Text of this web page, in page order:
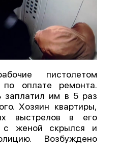
публикацию
пистолетом
оплате ремонта.
заплатил им в 5 раз
Хозяин квартиры,
выстрелов в его
с женой скрылся и
Возбуждено